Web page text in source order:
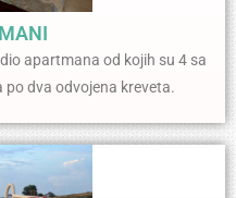
apartmana od kojih su 4 sa
dva odvojena kreveta.